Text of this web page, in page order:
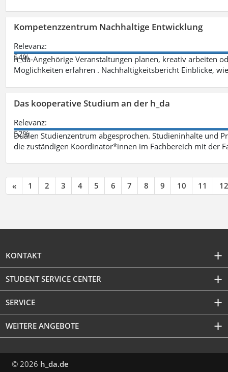
Kompetenzzentrum Nachhaltige Entwicklung
Relevanz:
54%
h_da-Angehörige Veranstaltungen planen, kreativ arbeiten
Möglichkeiten erfahren . Nachhaltigkeitsbericht Einblicke,
Das kooperative Studium an der h_da
Relevanz:
52%
Dualen Studienzentrum abgesprochen. Studieninhalte und
die zuständigen Koordinator*innen im Fachbereich mit der
« 1 2 3 4 5 6 7 8 9 10 11 12
KONTAKT
STUDENT SERVICE CENTER
SERVICE
WEITERE ANGEBOTE
© 2026 h_da.de